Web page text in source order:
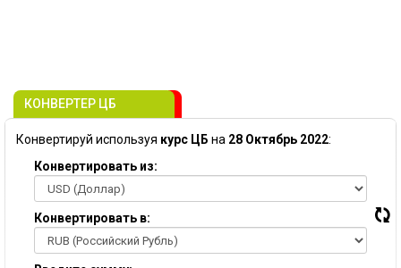
КОНВЕРТЕР ЦБ
Конвертируй используя курс ЦБ на 28 Октябрь 2022:
Конвертировать из:
Конвертировать в: